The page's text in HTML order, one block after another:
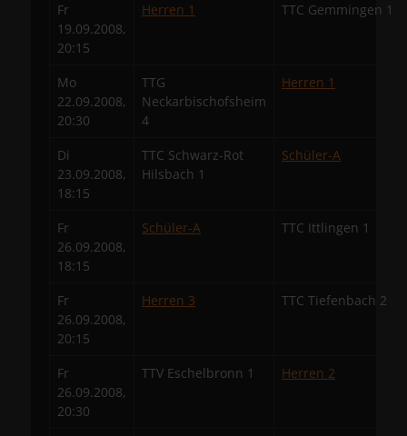
Fr
19.09.2008,
20:15
Herren 1 TTC Gemmingen 1
Mo
22.09.2008,
20:30
TTG
Neckarbischofsheim
4
Herren 1
Di
23.09.2008,
18:15
TTC Schwarz-Rot
Hilsbach 1
Schüler-A
Fr
26.09.2008,
18:15
Schüler-A TTC Ittlingen 1
Fr
26.09.2008,
20:15
Herren 3 TTC Tiefenbach 2
Fr
26.09.2008,
20:30
TTV Eschelbronn 1 Herren 2